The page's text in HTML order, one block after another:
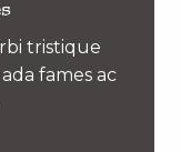
tristique
fames ac